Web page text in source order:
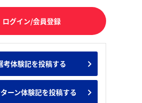
グ みんなのインターン人気企業ランキ
直近のイベント一覧
ログイン/会員登録
考体験記を投稿する
ーン体験記を投稿する